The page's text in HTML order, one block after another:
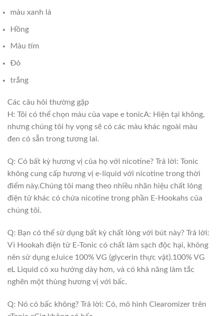
màu xanh lá
Hồng
Màu tím
Đỏ
trắng
Các câu hỏi thường gặp
H: Tôi có thể chọn màu của vape e tonicA: Hiện tại không,
nhưng chúng tôi hy vọng sẽ có các màu khác ngoài màu
đen có sẵn trong tương lai.
Q: Có bất kỳ hương vị của họ với nicotine? Trả lời: Tonic
không cung cấp hương vị e-liquid với nicotine trong thời
điểm này.Chúng tôi mang theo nhiều nhãn hiệu chất lỏng
điện tử khác có chứa nicotine trong phần E-Hookahs của
chúng tôi.
Q: Bạn có thể sử dụng bất kỳ chất lỏng với bút này? Trả lời:
Vì Hookah điện tử E-Tonic có chất làm sạch độc hại, không
nên sử dụng eJuice 100% VG (glycerin thực vật).100% VG
eL Liquid có xu hướng dày hơn, và có khả năng làm tắc
nghẽn một thùng hương vị với bấc.
Q: Nó có bấc không? Trả lời: Có, mô hình Clearomizer trên